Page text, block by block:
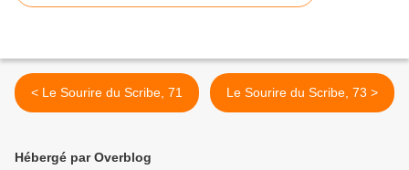
< Le Sourire du Scribe, 71 Le Sourire du Scribe, 73 >
Hébergé par Overblog